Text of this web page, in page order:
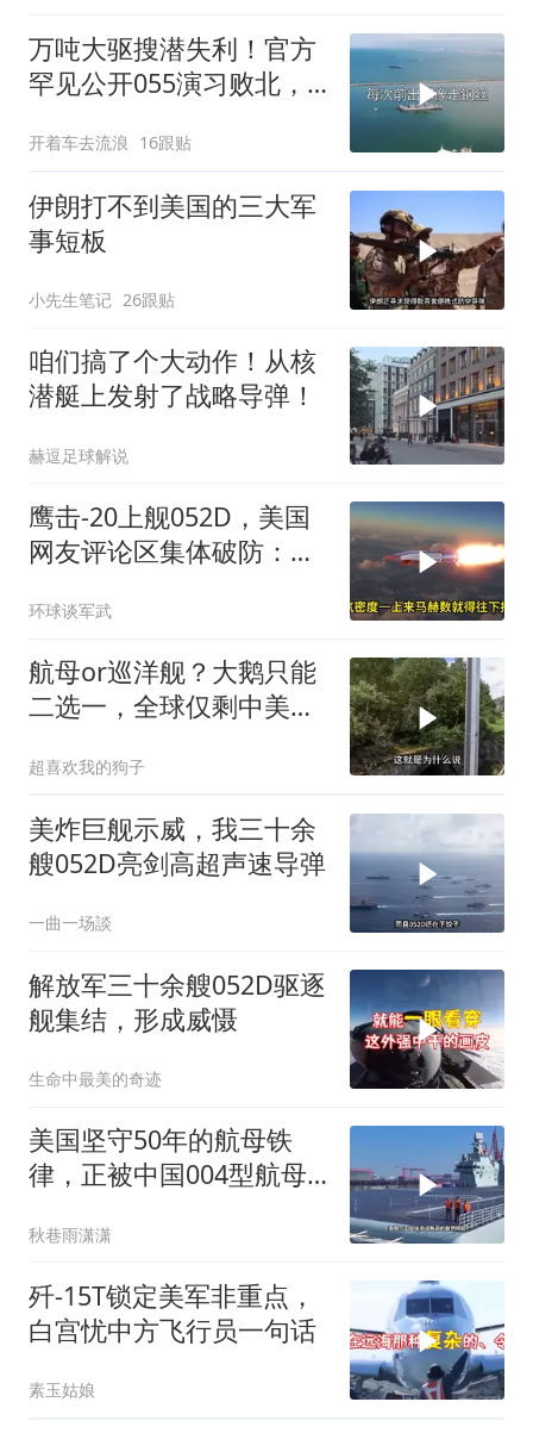
万吨大驱搜潜失利！官方
罕见公开055演习败北，
开着车去流浪 16跟贴
伊朗打不到美国的三大军
事短板
小先生笔记 26跟贴
咱们搞了个大动作！从核
潜艇上发射了战略导弹！
赫逗足球解说
鹰击-20上舰052D，美国
网友评论区集体破防：他
己船上
环球谈军武
航母or巡洋舰？大鹅只能
二选一，全球仅剩中美能
超喜欢我的狗子
美炸巨舰示威，我三十余
艘052D亮剑高超声速导弹
一曲一场談
解放军三十余艘052D驱逐
舰集结，形成威慑
生命中最美的奇迹
美国坚守50年的航母铁
律，正被中国004型航母
秋巷雨潇潇
歼-15T锁定美军非重点，
白宫忧中方飞行员一句话
素玉姑娘